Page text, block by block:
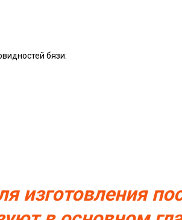
бязи:
изготовления